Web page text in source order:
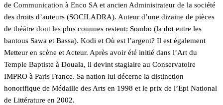
de Communication à Enco SA et ancien Administrateur de la société
des droits d’auteurs (SOCILADRA). Auteur d’une dizaine de pièces
de théâtre dont les plus connues restent: Sombo (la dot entre les
bantous Sawa et Bassa). Kodi et Où est l’argent? Il est également
Metteur en scène et Acteur. Après avoir été initié dans l’Art du
Temple Baptiste à Douala, il devint stagiaire au Conservatoire
IMPRO à Paris France. Sa nation lui décerne la distinction
honorifique de Médaille des Arts en 1998 et le prix de l’Epi National
de Littérature en 2002.